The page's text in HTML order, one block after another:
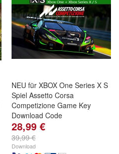
NEU für XBOX One Series X S
Spiel Assetto Corsa
Competizione Game Key
Download Code
28,99 €
39,99 €
Download